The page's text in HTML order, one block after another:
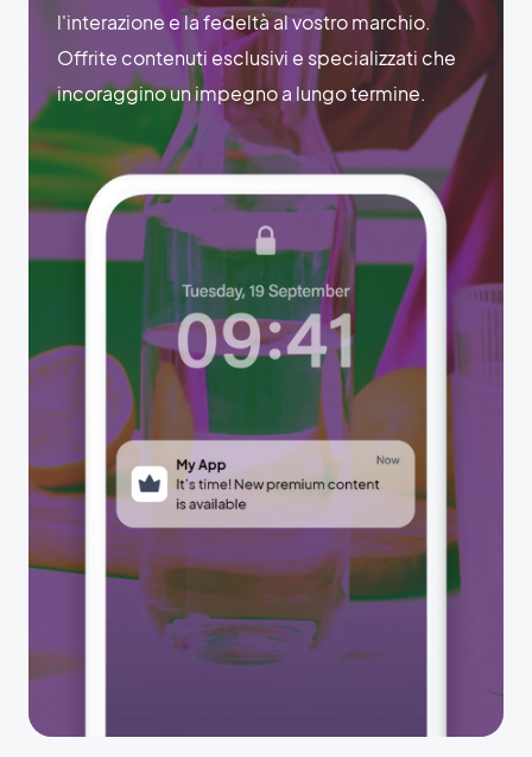
l'interazione e la fedeltà al vostro marchio.
Offrite contenuti esclusivi e specializzati che
incoraggino un impegno a lungo termine.